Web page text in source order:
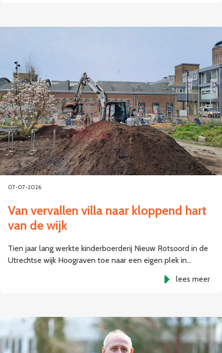
07-07-2026
Van vervallen villa naar kloppend hart
van de wijk
Tien jaar lang werkte kinderboerderij Nieuw Rotsoord in de
Utrechtse wijk Hoograven toe naar een eigen plek in…
lees meer